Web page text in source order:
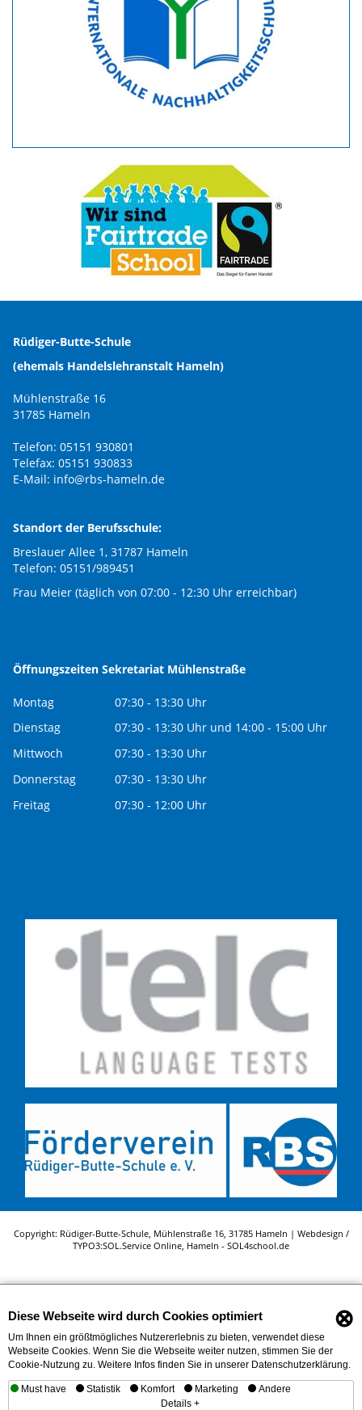
Rüdiger-Butte-Schule
(ehemals Handelslehranstalt Hameln)
Mühlenstraße 16
31785 Hameln
Telefon: 05151 930801
Telefax: 05151 930833
E-Mail: info@rbs-hameln.de
Standort der Berufsschule:
Breslauer Allee 1, 31787 Hameln
Telefon: 05151/989451
Frau Meier (täglich von 07:00 - 12:30 Uhr erreichbar)
Öffnungszeiten Sekretariat Mühlenstraße
Montag
07:30 - 13:30 Uhr
Dienstag
07:30 - 13:30 Uhr und 14:00 - 15:00 Uhr
Mittwoch
07:30 - 13:30 Uhr
Donnerstag
07:30 - 13:30 Uhr
Freitag
07:30 - 12:00 Uhr
Copyright: Rüdiger-Butte-Schule, Mühlenstraße 16, 31785 Hameln | Webdesign /
TYPO3:SOL.Service Online , Hameln - SOL4school.de
Diese Webseite wird durch Cookies optimiert ⊗
Um Ihnen ein größtmögliches Nutzererlebnis zu bieten, verwendet diese
Webseite Cookies. Wenn Sie die Webseite weiter nutzen, stimmen Sie der
Cookie-Nutzung zu. Weitere Infos finden Sie in unserer Datenschutzerklärung.
Must have Statistik Komfort Marketing
Andere
Details +